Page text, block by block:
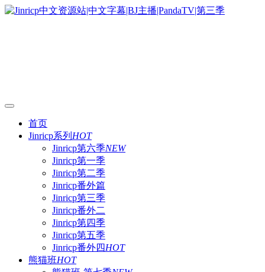
首页
Jinricp系列 HOT
Jinricp第六季NEW
Jinricp第一季
Jinricp第二季
Jinricp番外篇
Jinricp第三季
Jinricp番外二
Jinricp第四季
Jinricp第五季
Jinricp番外四HOT
熊猫班HOT